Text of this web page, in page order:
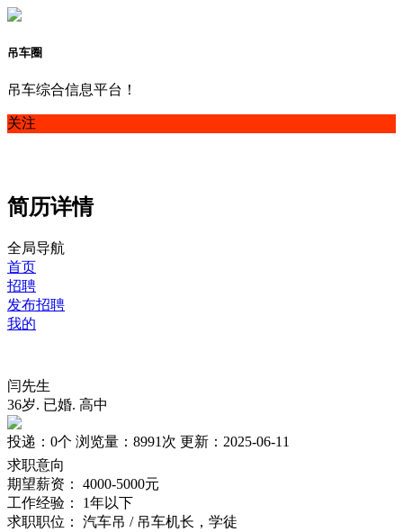
吊车圈
吊车综合信息平台！
关注
简历详情
全局导航
首页
招聘
发布招聘
我的
闫先生
36岁. 已婚. 高中
投递： 0个 浏览量： 8991次 更新： 2025-06-11
求职意向
期望薪资：
4000-5000元
工作经验：
1年以下
求职职位：
汽车吊 / 吊车机长，学徒